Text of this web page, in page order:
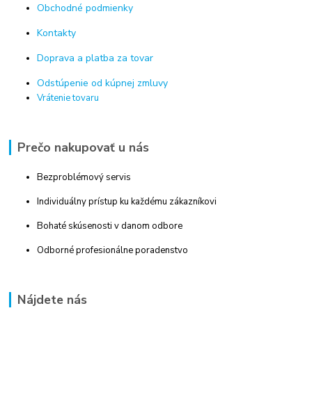
Obchodné podmienky
Kontakty
Doprava a platba za tovar
Odstúpenie od kúpnej zmluvy
Vrátenie tovaru
Prečo nakupovať u nás
Bezproblémový servis
Individuálny prístup ku každému zákazníkovi
Bohaté skúsenosti v danom odbore
Odborné profesionálne poradenstvo
Nájdete nás